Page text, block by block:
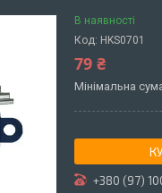
В наявності
Код: HKS0701
79 ₴
Мінімальна
+380 (97)